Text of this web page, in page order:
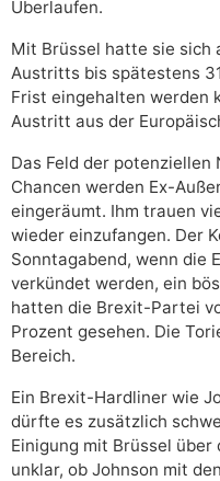
Überlaufen.
Mit Brüssel hatte sie sich
Austritts bis spätestens
Frist eingehalten werden
Austritt aus der
Das Feld der
Chancen werden Ex-
eingeräumt. Ihm trauen
wieder einzufangen. Der
Sonntagabend, wenn die
verkündet werden, ein
hatten die Brexit-Partei
Prozent gesehen. Die
Bereich.
Ein Brexit-Hardliner wie
dürfte es zusätzlich
Einigung mit Brüssel
unklar, ob Johnson mit